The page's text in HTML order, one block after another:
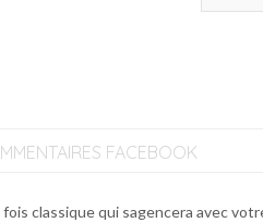
FACEBOOK
classique qui sagencera avec